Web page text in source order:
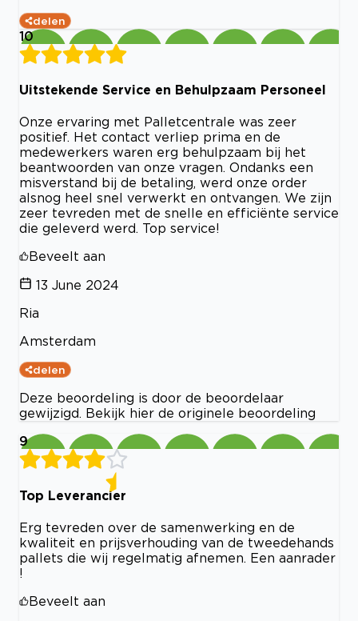
delen
10
Uitstekende Service en Behulpzaam Personeel
Onze ervaring met Palletcentrale was zeer
positief. Het contact verliep prima en de
medewerkers waren erg behulpzaam bij het
beantwoorden van onze vragen. Ondanks een
misverstand bij de betaling, werd onze order
alsnog heel snel verwerkt en ontvangen. We zijn
zeer tevreden met de snelle en efficiënte service
die geleverd werd. Top service!
Beveelt aan
13 June 2024
Ria
Amsterdam
delen
Deze beoordeling is door de beoordelaar
gewijzigd. Bekijk hier de originele beoordeling
9
Top Leverancier
Erg tevreden over de samenwerking en de
kwaliteit en prijsverhouding van de tweedehands
pallets die wij regelmatig afnemen. Een aanrader
!
Beveelt aan